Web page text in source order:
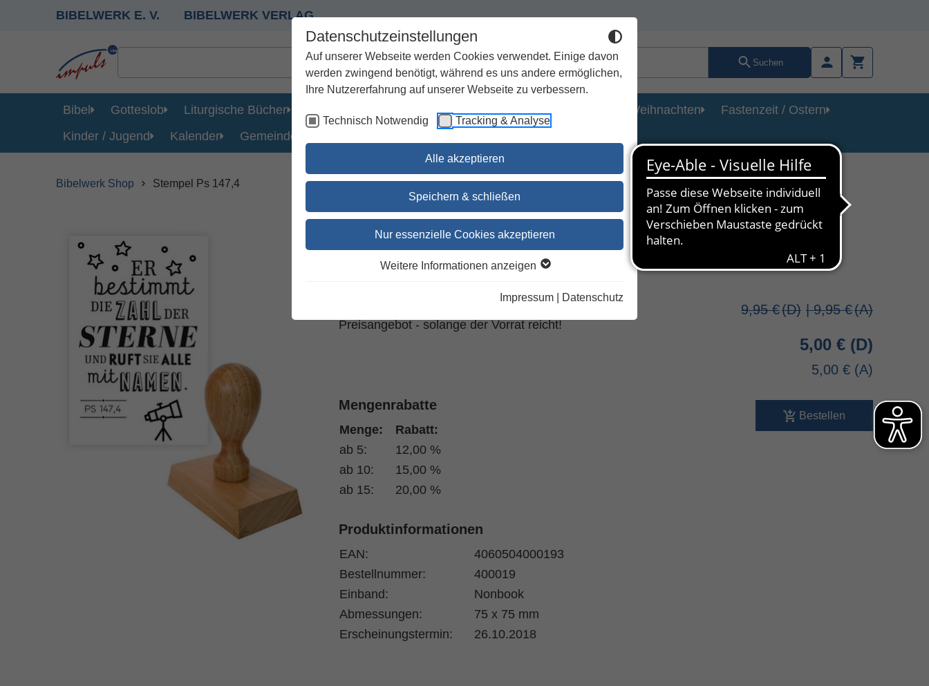
Datenschutzeinstellungen
Auf unserer Webseite werden Cookies verwendet. Einige davon
werden zwingend benötigt, während es uns andere ermöglichen,
Ihre Nutzererfahrung auf unserer Webseite zu verbessern.
Technisch Notwendig Tracking & Analyse
Alle akzeptieren
Speichern & schließen
Nur essenzielle Cookies akzeptieren
Weitere Informationen anzeigen
Impressum Datenschutz
BIBELWERK E. V. BIBELWERK VERLAG
Suchen
Bibel Gotteslob Liturgische Bücher Geschenke Kirchenjahr / Lebensweg Weihnachten
Fastenzeit / Ostern
Kinder / Jugend
Kalender Gemeinde
Bibelwerk Shop Stempel Ps 147,4
Stempel Ps 147,4
Verlag Katholisches Bibelwerk GmbH(Herausgeber:in)
lieferbar innerhalb 1-4 Werktagen
Preisangebot - solange der Vorrat reicht!
9,95 € | 9,95 €
5,00 €
5,00 €
Bestellen
Mengenrabatte
Menge:
Rabatt:
ab 5:
12,00 %
ab 10:
15,00 %
ab 15:
20,00 %
Produktinformationen
EAN:
4060504000193
Bestellnummer:
400019
Einband:
Nonbook
Abmessungen:
75 x 75 mm
Erscheinungstermin:
26.10.2018